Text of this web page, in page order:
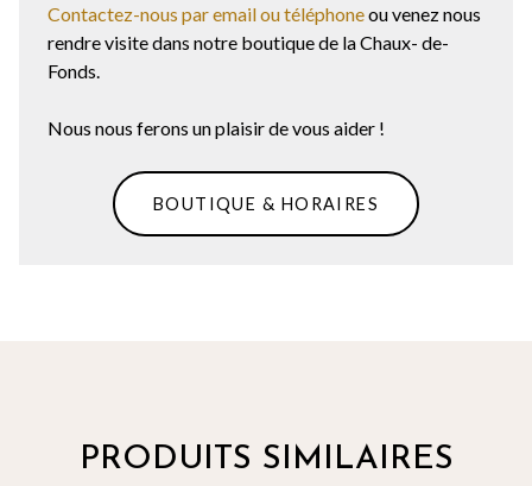
Contactez-nous par email ou téléphoneou venez nous
rendre visite dans notre boutique de la Chaux- de-
Fonds.
Nous nous ferons un plaisir de vous aider !
BOUTIQUE & HORAIRES
PRODUITS SIMILAIRES